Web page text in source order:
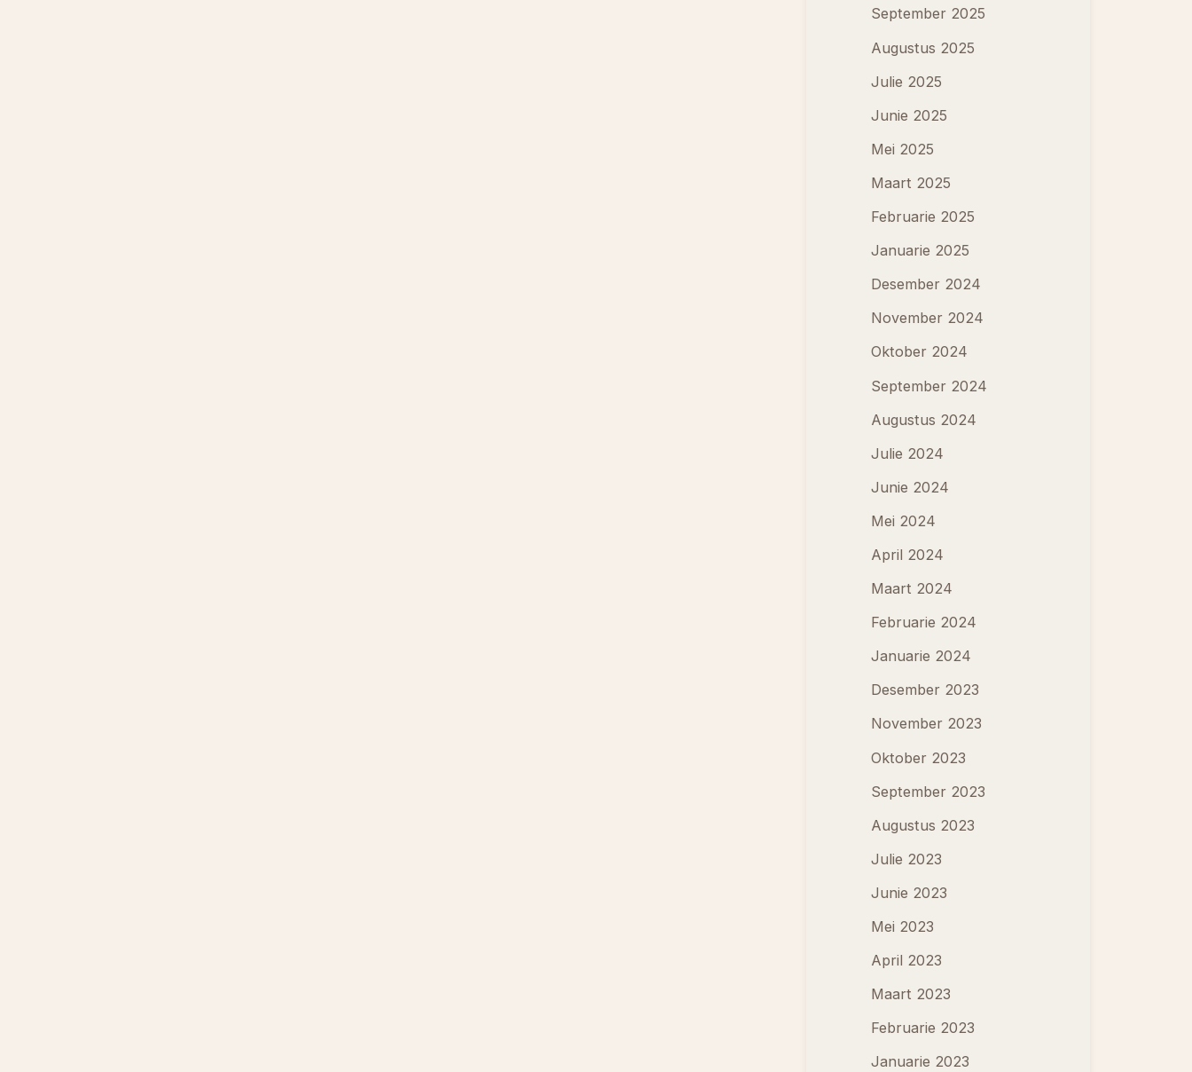
September 2025
Augustus 2025
Julie 2025
Junie 2025
Mei 2025
Maart 2025
Februarie 2025
Januarie 2025
Desember 2024
November 2024
Oktober 2024
September 2024
Augustus 2024
Julie 2024
Junie 2024
Mei 2024
April 2024
Maart 2024
Februarie 2024
Januarie 2024
Desember 2023
November 2023
Oktober 2023
September 2023
Augustus 2023
Julie 2023
Junie 2023
Mei 2023
April 2023
Maart 2023
Februarie 2023
Januarie 2023